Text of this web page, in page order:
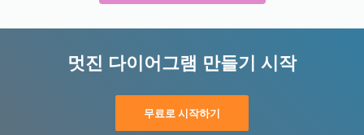
멋진 다이어그램 만들기 시작
무료로 시작하기